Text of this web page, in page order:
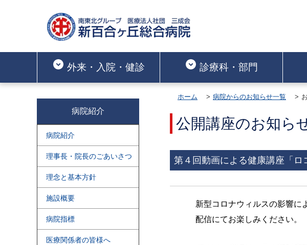
外来・入院・健診 診療科・部門
病院紹介
病院紹介
理事長・院長のごあいさつ
理念と基本方針
施設概要
病院指標
医療関係者の皆様へ
ホーム 病院からのお知らせ一覧
公開講座のお知ら
第４回動画による健康講座「
新型コロナウィルスの影響に
配信にてお楽しみください。